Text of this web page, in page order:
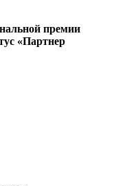
премии
«Партнер